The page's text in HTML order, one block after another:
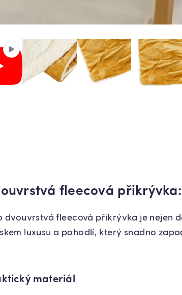
fleecová
dvouvrstvá fleecová přikrývka je nejen
luxusu a pohodlí, který snadno
materiál